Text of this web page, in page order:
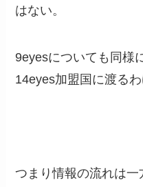
はない。
9eyesについても同様
14eyes加盟国に渡るわ
つまり情報の流れは